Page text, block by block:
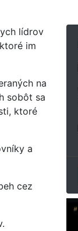
lídrov
im
na
sobôt sa
ktoré
a
cez